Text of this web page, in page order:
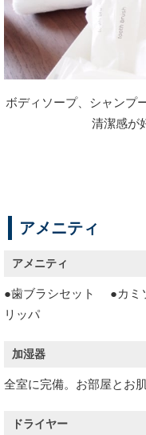
ボディソープ、シャンプ
清潔感が
アメニティ
アメニティ
●歯ブラシセット ●カ
リッパ
加湿器
全室に完備。お部屋とお
ドライヤー